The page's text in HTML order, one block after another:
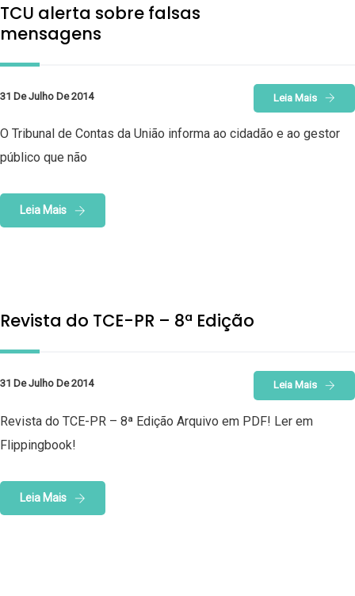
TCU alerta sobre falsas
mensagens
31 De Julho De 2014 Leia Mais
O Tribunal de Contas da União informa ao cidadão e ao gestor
público que não
Leia Mais
Revista do TCE-PR – 8ª Edição
31 De Julho De 2014 Leia Mais
Revista do TCE-PR – 8ª Edição Arquivo em PDF! Ler em
Flippingbook!
Leia Mais